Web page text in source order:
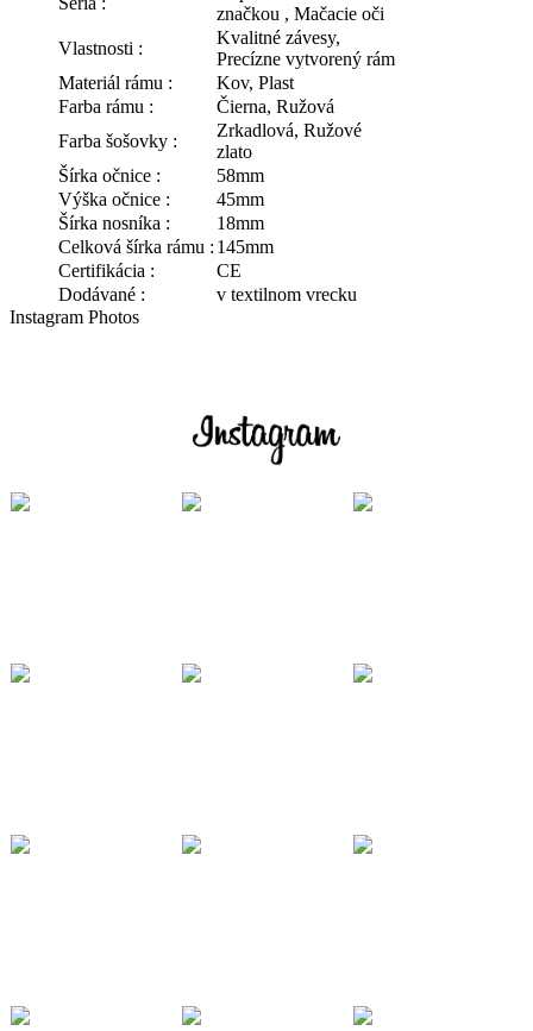
značkou , Mačacie oči
Vlastnosti :
Kvalitné závesy,
Precízne vytvorený rám
Materiál rámu :
Kov, Plast
Farba rámu :
Čierna, Ružová
Farba šošovky :
Zrkadlová, Ružové
zlato
Šírka očnice :
58mm
Výška očnice :
45mm
Šírka nosníka :
18mm
Celková šírka rámu : 145mm
Certifikácia :
CE
Dodávané :
v textilnom vrecku
Instagram Photos